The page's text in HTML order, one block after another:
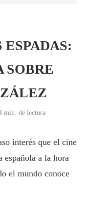
SOBRE
min. de lectura
interés que el cine
española a la hora
el mundo conoce